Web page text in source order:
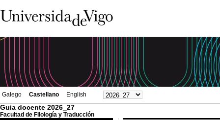
Galego Castellano English
Guia docente 2026_27
Facultad de Filología y Traducción